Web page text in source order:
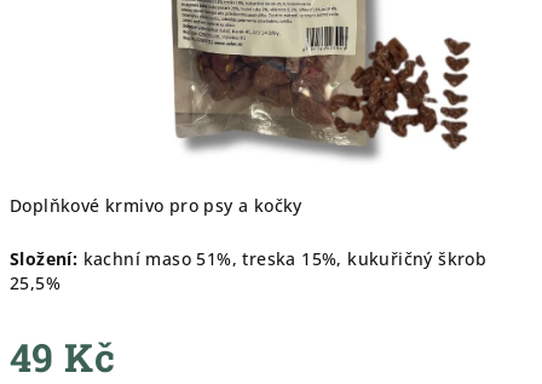
Doplňkové krmivo pro psy a kočky
Složení: kachní maso 51%, treska 15%, kukuřičný škrob
25,5%
49 Kč